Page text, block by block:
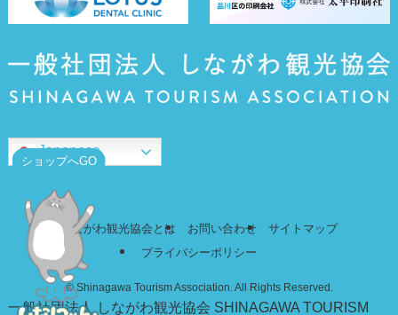
Japanese
しながわ観光協会とは お問い合わせ
サイトマップ
プライバシーポリシー
©Shinagawa Tourism Association. All Rights Reserved.
一般社団法人 しながわ観光協会 SHINAGAWA TOURISM
ショップへGO